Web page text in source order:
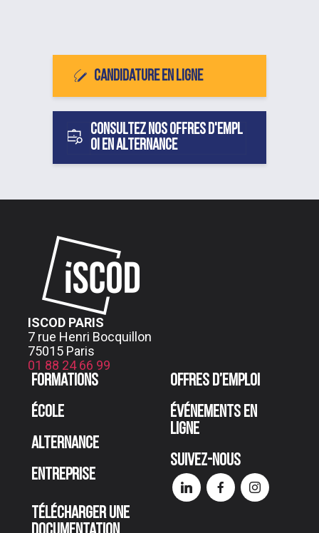
Candidature en ligne
Consultez nos offres d'empl
oi en alternance
ISCOD PARIS
7 rue Henri Bocquillon
75015 Paris
01 88 24 66 99
Formations
École
Alternance
Entreprise
Offres d’emploi
Événements en
ligne
Suivez-nous
Télécharger une